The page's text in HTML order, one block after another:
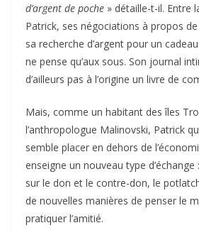
d’argent de poche » détaille-t-il. Entre
Patrick, ses négociations à propos
sa recherche d’argent pour un
ne pense qu’aux sous. Son journal
d’ailleurs pas à l’origine un livre de
Mais, comme un habitant des îles
l’anthropologue Malinovski, Patrick
semble placer en dehors de
enseigne un nouveau type
sur le don et le contre-don, le
de nouvelles manières de penser le
pratiquer l’amitié.